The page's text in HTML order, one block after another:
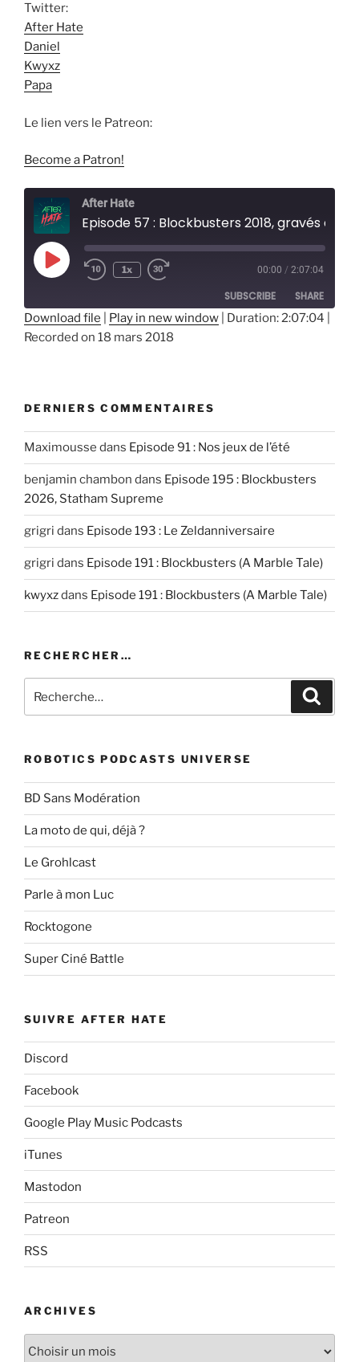
Twitter:
After Hate
Daniel
Kwyxz
Papa
Le lien vers le Patreon:
Become a Patron!
After Hate
Play
Episode
1x 00:00 / 2:07:04
SUBSCRIBE SHARE
SHARE
EMBED
Download file Play in new window Duration: 2:07:04
Recorded on 18 mars 2018
DERNIERS COMMENTAIRES
Maximousse dans Episode 91 : Nos jeux de l’été
benjamin chambon dans Episode 195 : Blockbusters
2026, Statham Supreme
grigri dans Episode 193 : Le Zeldanniversaire
grigri dans Episode 191 : Blockbusters (A Marble Tale)
kwyxzdans Episode 191 : Blockbusters (A Marble Tale)
RECHERCHER…
pour
ROBOTICS PODCASTS UNIVERSE
BD Sans Modération
La moto de qui, déjà ?
Le Grohlcast
Parle à mon Luc
Rocktogone
Super Ciné Battle
SUIVRE AFTER HATE
Discord
Facebook
Google Play Music Podcasts
iTunes
Mastodon
Patreon
RSS
ARCHIVES
Archives